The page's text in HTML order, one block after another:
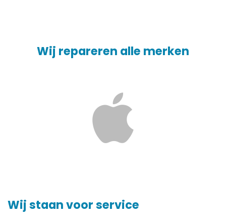
Wij repareren alle merken
Wij staan voor service